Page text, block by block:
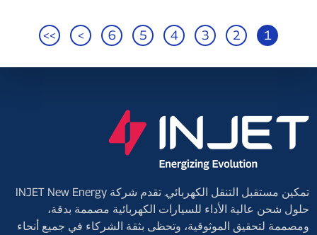
1
2
3
4
5
6
>
>>
تمكين مستقبل التنقل الكهربائي. تقدم شركة INJET New Energy
حلول شحن عالية الأداء للسيارات الكهربائية مصممة بدقة،
ومصممة لتحقيق الموثوقية، وتحظى بثقة الشركاء في جميع أنحاء